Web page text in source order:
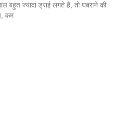
बहुत ज्यादा ड्राई लगते हैं, तो घबराने की
कम